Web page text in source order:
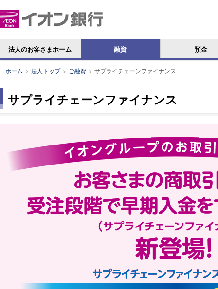
法人のお客さまホーム 融資 預金
ホーム >法人トップ >ご融資 サプライチェーンファイナンス
サプライチェーンファイナンス